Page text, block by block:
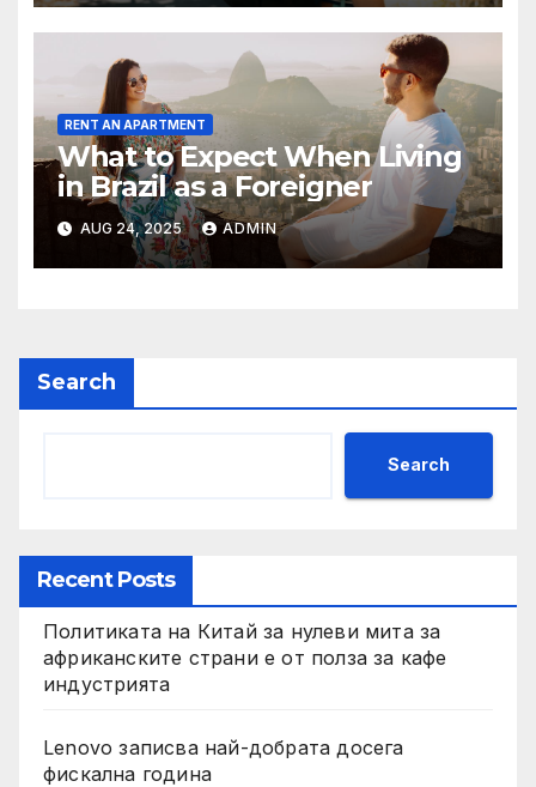
RENT AN APARTMENT
What to Expect When Living
in Brazil as a Foreigner
AUG 24, 2025 ADMIN
Search
Search
Recent Posts
Политиката на Китай за нулеви мита за
африканските страни е от полза за кафе
индустрията
Lenovo записва най-добрата досега
фискална година